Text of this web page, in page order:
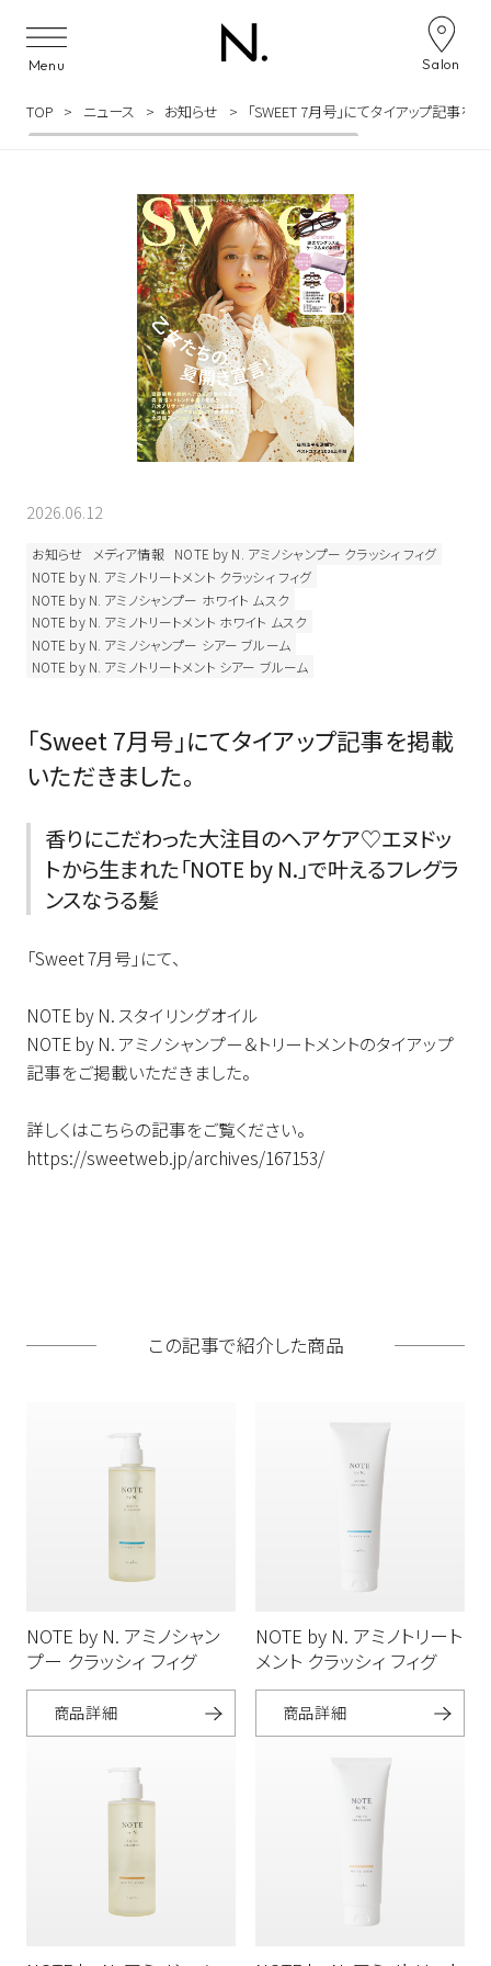
Menu Salon
TOP ニュース お知らせ 「SWEET 7月号」にてタイアップ記事を
「Sweet 7月号」にてタイアップ記事を掲載
いただきました。
お知らせ メディア情報
NOTE by N. アミノシャンプー クラッシィ フィグ
NOTE by N. アミノトリートメント クラッシィ フィグ
NOTE by N. アミノシャンプー ホワイト ムスク
NOTE by N. アミノトリートメント ホワイト ムスク
NOTE by N. アミノシャンプー シアー ブルーム
NOTE by N. アミノトリートメント シアー ブルーム
2026.06.12
香りにこだわった大注目のヘアケア♡エヌドッ
トから生まれた「NOTE by N.」で叶えるフレグラ
ンスなうる髪
「Sweet 7月号」にて、
NOTE by N. スタイリングオイル
NOTE by N. アミノシャンプー＆トリートメントのタイアップ
記事をご掲載いただきました。
詳しくはこちらの記事をご覧ください。
https://sweetweb.jp/archives/167153/
この記事で紹介した商品
NOTE by N. アミノシャン
プー クラッシィ フィグ
商品詳細
NOTE by N. アミノトリート
メント クラッシィ フィグ
商品詳細